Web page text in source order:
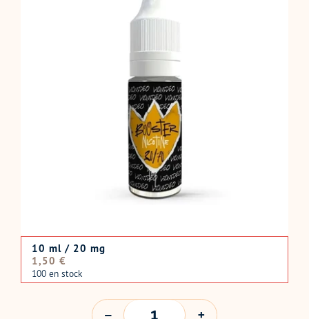
10 ml / 20 mg
Prix
normal
1,50 €
100 en stock
QUANTITÉ